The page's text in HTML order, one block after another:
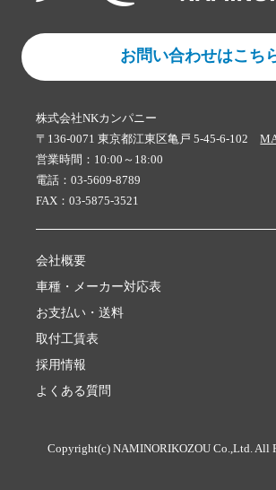
お問い合わせはこち
株式会社NKカンパニー
〒136-0071 東京都江東区亀戸 5-45-6-102
営業時間：10:00～18:00
電話：03-5609-8789
FAX：03-5875-3521
会社概要
車種・メーカー対応表
お支払い・送料
取付工賃表
採用情報
よくある質問
Copyright(c) NAMINORIKOZOU Co.,Ltd. All